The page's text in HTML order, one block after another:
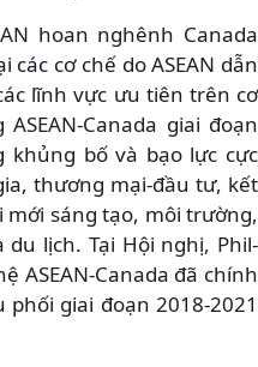
hoan nghênh Canada
cơ chế do ASEAN dẫn
lĩnh vực ưu tiên trên cơ
Canada giai đoạn
khủng bố và bạo lực cực
thương mại-đầu tư, kết
mới sáng tạo, môi trường,
lịch. Tại Hội nghị, Phil-
ASEAN-Canada đã chính
giai đoạn 2018-2021